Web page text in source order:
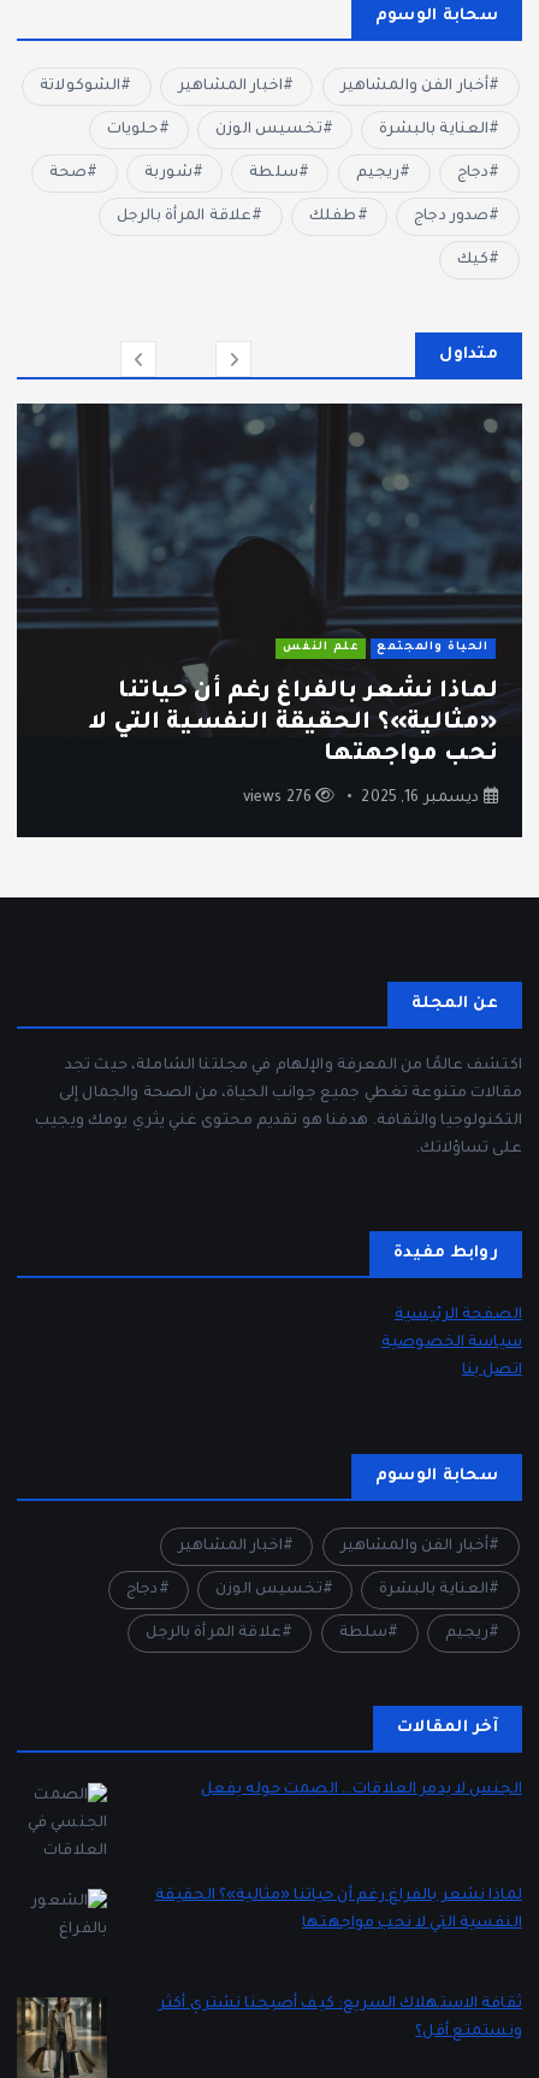
سحابة الوسوم
أخبار الفن والمشاهير اخبار المشاهير الشوكولاتة
العناية بالبشرة تخسيس الوزن حلويات
دجاج ريجيم سلطة شوربة صحة
صدور دجاج طفلك علاقة المرأة بالرجل
كيك
متداول
الحياة والمجتمع علم النفس
لماذا نشعر بالفراغ رغم أن حياتنا
«مثالية»؟ الحقيقة النفسية التي لا
نحب مواجهتها
ديسمبر 16, 2025 276 views
عن المجلة
اكتشف عالمًا من المعرفة والإلهام في مجلتنا الشاملة، حيث تجد
مقالات متنوعة تغطي جميع جوانب الحياة، من الصحة والجمال إلى
التكنولوجيا والثقافة. هدفنا هو تقديم محتوى غني يثري يومك ويجيب
على تساؤلاتك.
روابط مفيدة
الصفحة الرئيسية
سياسة الخصوصية
اتصل بنا
سحابة الوسوم
أخبار الفن والمشاهير اخبار المشاهير
العناية بالبشرة تخسيس الوزن دجاج
ريجيم سلطة علاقة المرأة بالرجل
آخر المقالات
الجنس لا يدمر العلاقات… الصمت حوله يفعل
لماذا نشعر بالفراغ رغم أن حياتنا «مثالية»؟ الحقيقة
النفسية التي لا نحب مواجهتها
ثقافة الاستهلاك السريع: كيف أصبحنا نشتري أكثر
ونستمتع أقل؟